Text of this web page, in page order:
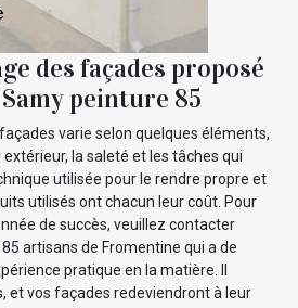
des façades proposé
peinture 85
varie selon quelques éléments,
la saleté et les tâches qui
utilisée pour le rendre propre et
utilisés ont chacun leur coût. Pour
de succès, veuillez contacter
artisans de Fromentine qui a de
pratique en la matière. Il
et vos façades redeviendront à leur